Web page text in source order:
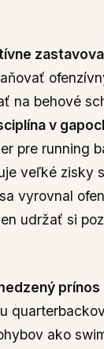
na behové
v
pre running
veľké zisky
vyrovnal
udržať si
prínos
ako